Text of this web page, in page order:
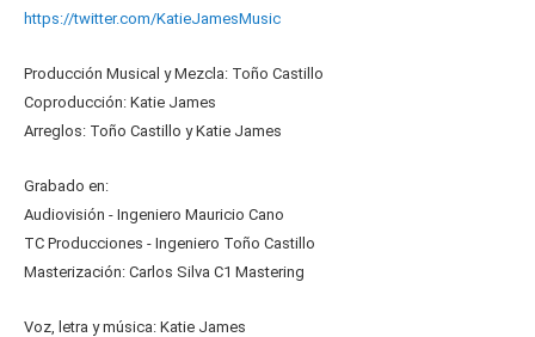
https://twitter.com/KatieJamesMusic
Producción Musical y Mezcla: Toño Castillo
Coproducción: Katie James
Arreglos: Toño Castillo y Katie James
Grabado en:
Audiovisión - Ingeniero Mauricio Cano
TC Producciones - Ingeniero Toño Castillo
Masterización: Carlos Silva C1 Mastering
Voz, letra y música: Katie James